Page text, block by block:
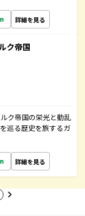
詳細を見る
ク帝国
ク帝国の栄光と動乱
巡る歴史を旅するガ
詳細を見る